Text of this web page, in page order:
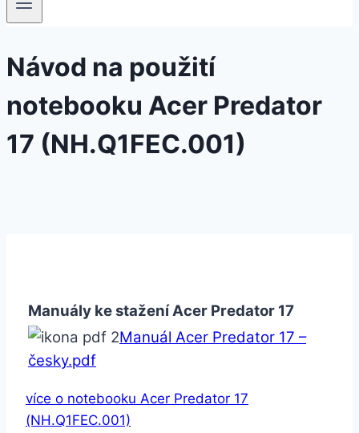
Návod na použití
notebooku Acer Predator
17 (NH.Q1FEC.001)
Manuály ke stažení Acer Predator 17
Manuál Acer Predator 17 –
česky.pdf
více o notebooku Acer Predator 17
(NH.Q1FEC.001)